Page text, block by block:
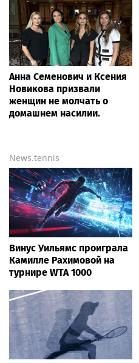
Анна Семенович и Ксения
Новикова призвали
женщин не молчать о
домашнем насилии.
News.tennis
Винус Уильямс проиграла
Камилле Рахимовой на
турнире WTA 1000